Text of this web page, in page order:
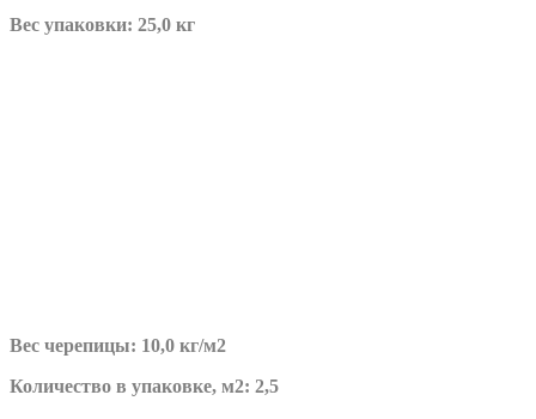
Вес упаковки: 25,0 кг
Вес черепицы: 10,0 кг/м2
Количество в упаковке, м2: 2,5